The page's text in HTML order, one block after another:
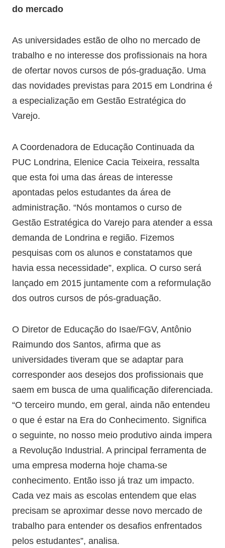
do mercado
As universidades estão de olho no mercado de
trabalho e no interesse dos profissionais na hora
de ofertar novos cursos de pós-graduação. Uma
das novidades previstas para 2015 em Londrina é
a especialização em Gestão Estratégica do
Varejo.
A Coordenadora de Educação Continuada da
PUC Londrina, Elenice Cacia Teixeira, ressalta
que esta foi uma das áreas de interesse
apontadas pelos estudantes da área de
administração. “Nós montamos o curso de
Gestão Estratégica do Varejo para atender a essa
demanda de Londrina e região. Fizemos
pesquisas com os alunos e constatamos que
havia essa necessidade”, explica. O curso será
lançado em 2015 juntamente com a reformulação
dos outros cursos de pós-graduação.
O Diretor de Educação do Isae/FGV, Antônio
Raimundo dos Santos, afirma que as
universidades tiveram que se adaptar para
corresponder aos desejos dos profissionais que
saem em busca de uma qualificação diferenciada.
“O terceiro mundo, em geral, ainda não entendeu
o que é estar na Era do Conhecimento. Significa
o seguinte, no nosso meio produtivo ainda impera
a Revolução Industrial. A principal ferramenta de
uma empresa moderna hoje chama-se
conhecimento. Então isso já traz um impacto.
Cada vez mais as escolas entendem que elas
precisam se aproximar desse novo mercado de
trabalho para entender os desafios enfrentados
pelos estudantes”, analisa.